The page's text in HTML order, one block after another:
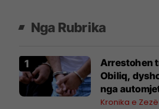
Nga Rubrika
Arrestohen
Obiliq,
nga
Kosovës
Kronika e Zezë